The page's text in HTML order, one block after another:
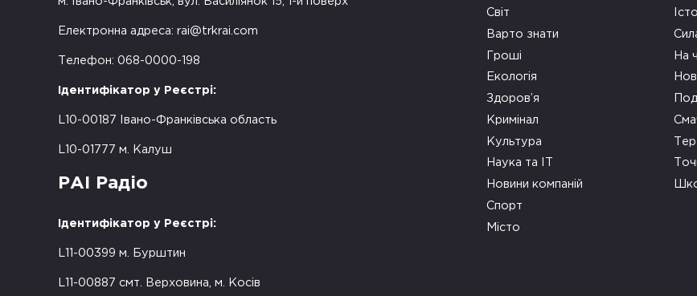
Електронна адреса: rai@trkrai.com
Телефон: 068-0000-198
Ідентифікатор у Реєстрі:
L10-00187 Івано-Франківська область
L10-01777 м. Калуш
РАІ Радіо
Ідентифікатор у Реєстрі:
L11-00399 м. Бурштин
L11-00887 смт. Верховина, м. Косів
Світ
Варто знати
Гроші
Екологія
Здоров’я
Кримінал
Культура
Наука та ІТ
Новини компаній
Спорт
Місто
На